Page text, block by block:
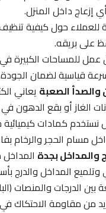
داخل المنزل.
حول كيفية تنظيف
بريقه.
للمساحات الكبيرة في
قياسية لضمان الجودة.
الصعبةيعاني
الغاز أو بقع الدهون في
الحجر والرخام
بجدةالمداخل
المداخل والدرج
الدرجات والمنصات
من مقاومة الاحتكاك في